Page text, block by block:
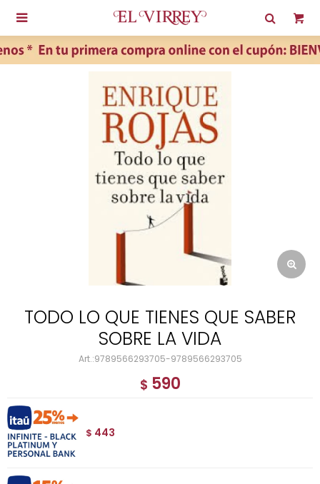

TODO LO QUE TIENES QUE SABER
SOBRE LA VIDA
9789566293705-9789566293705
$ 590
$ 443